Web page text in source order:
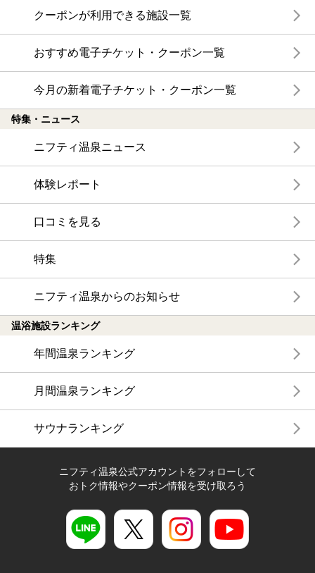
クーポンが利用できる施設一覧
おすすめ電子チケット・クーポン一覧
今月の新着電子チケット・クーポン一覧
特集・ニュース
ニフティ温泉ニュース
体験レポート
口コミを見る
特集
ニフティ温泉からのお知らせ
温浴施設ランキング
年間温泉ランキング
月間温泉ランキング
サウナランキング
ニフティ温泉公式アカウントをフォローして
おトク情報やクーポン情報を受け取ろう